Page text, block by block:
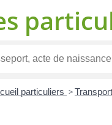
particuliers >